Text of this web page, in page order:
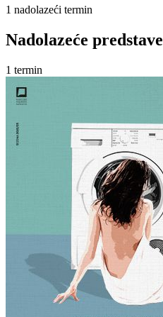
1 nadolazeći termin
Nadolazeće predstave
1 termin